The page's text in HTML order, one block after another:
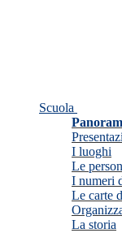
Scuola
I luoghi
Le
I numeri
Le carte
La storia